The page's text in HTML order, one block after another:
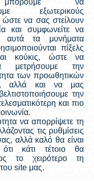
να
εξωτερικούς
ώστε να σας στείλουν
και συμφωνείτε να
αυτά τα μυνήματα
πίξελς
κούκις, ώστε να
μετρήσουμε την
των προωθητικών
αλλά και να μας
την
και πιο
να απορρίψετε τη
τις ρυθμίσεις
αλλά καλό θα είναι
κάτι τέτοιο θα
το χειρότερο τη
του site μας.